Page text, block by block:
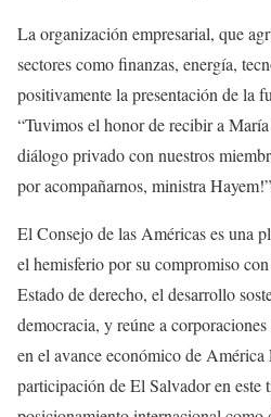
La organización empresarial, que
sectores como finanzas, energía,
positivamente la presentación de la
“Tuvimos el honor de recibir a
diálogo privado con nuestros
por acompañarnos, ministra
El Consejo de las Américas es una
el hemisferio por su compromiso
Estado de derecho, el desarrollo
democracia, y reúne a
en el avance económico de
participación de El Salvador en este